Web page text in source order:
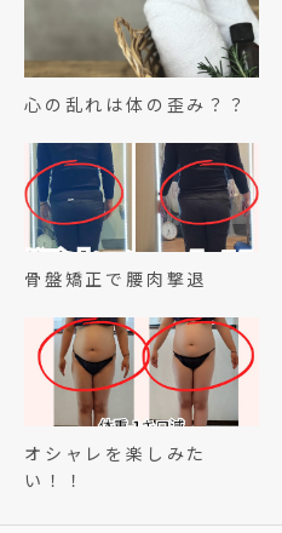
心の乱れは体の歪み？？
骨盤矯正で腰肉撃退
オシャレを楽しみた
い！！